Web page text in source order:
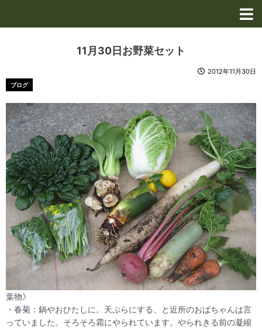
11月30日お野菜セット
2012年11月30日
ブログ
葉物》
・春菊：鍋やおひたしに。天ぷらにする、と近所のおばちゃんは言
っていました。そろそろ霜にやられています。やられきる前の凝縮